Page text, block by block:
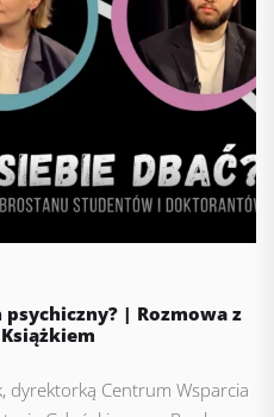
| Rozmowa z
dyrektorką Centrum Wsparcia